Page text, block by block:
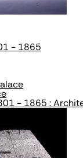
- 1865
- 1865 :